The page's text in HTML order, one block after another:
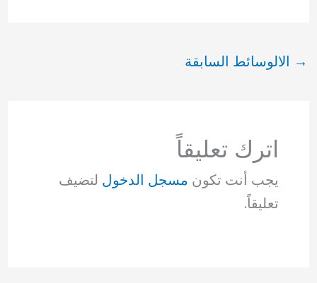
→ الالوسائط السابقة
اترك تعليقاً
يجب أنت تكون مسجل الدخول لتضيف
تعليقاً.